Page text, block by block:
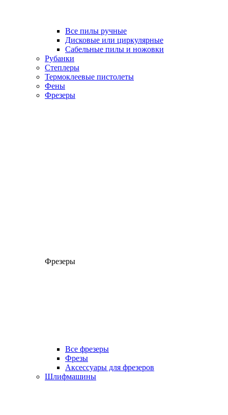
Все пилы ручные
Дисковые или циркулярные
Сабельные пилы и ножовки
Рубанки
Степлеры
Термоклеевые пистолеты
Фены
Фрезеры
Фрезеры
Все фрезеры
Фрезы
Аксессуары для фрезеров
Шлифмашины